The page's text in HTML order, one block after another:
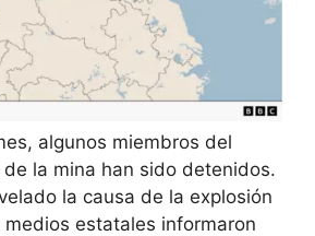
algunos miembros del
la mina han sido detenidos.
la causa de la explosión
estatales informaron